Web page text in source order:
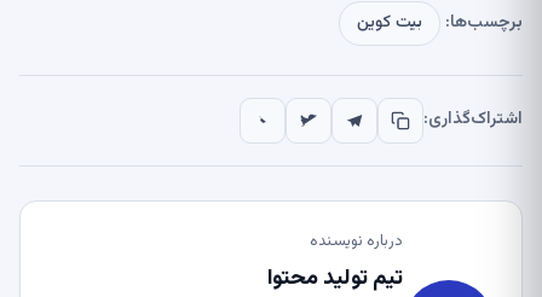
برچسب‌ها: بیت کوین
اشتراک‌گذاری:
درباره نویسنده
تیم تولید محتوا